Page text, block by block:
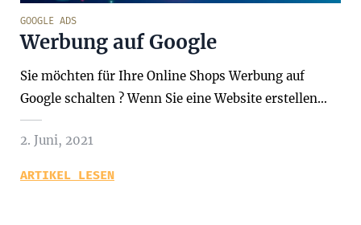
GOOGLE ADS
Werbung auf Google
Sie möchten für Ihre Online Shops Werbung auf
Google schalten ? Wenn Sie eine Website erstellen…
2. Juni, 2021
ARTIKEL LESEN